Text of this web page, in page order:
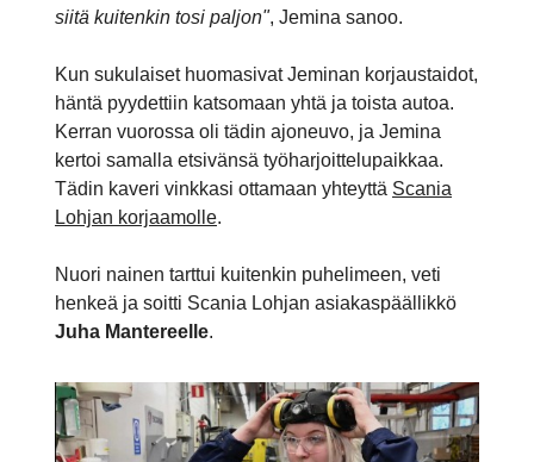
siitä kuitenkin tosi paljon", Jemina sanoo.
Kun sukulaiset huomasivat Jeminan korjaustaidot,
häntä pyydettiin katsomaan yhtä ja toista autoa.
Kerran vuorossa oli tädin ajoneuvo, ja Jemina
kertoi samalla etsivänsä työharjoittelupaikkaa.
Tädin kaveri vinkkasi ottamaan yhteyttä Scania
Lohjan korjaamolle.
Nuori nainen tarttui kuitenkin puhelimeen, veti
henkeä ja soitti Scania Lohjan asiakaspäällikkö
Juha Mantereelle.